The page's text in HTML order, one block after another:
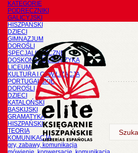
KATEGORIE
PODRĘCZNIKI
GALICYJSKI
HISZPAŃSKI
DZIECI
GIMNAZJUM
DOROŚLI
SPECJALISTYCZNE
DOSKONALENIE JĘZYKA
LICEUM
KULTURA I CYWILIZACJA
PORTUGALSKIE
DOROŚLI
DZIECI
KATALOŃSKI
BASKIJSKI
GRAMATYKA
HISZPAŃSKI
TEORIA
KOMUNIKACJA
gry, zabawy, komunikacja